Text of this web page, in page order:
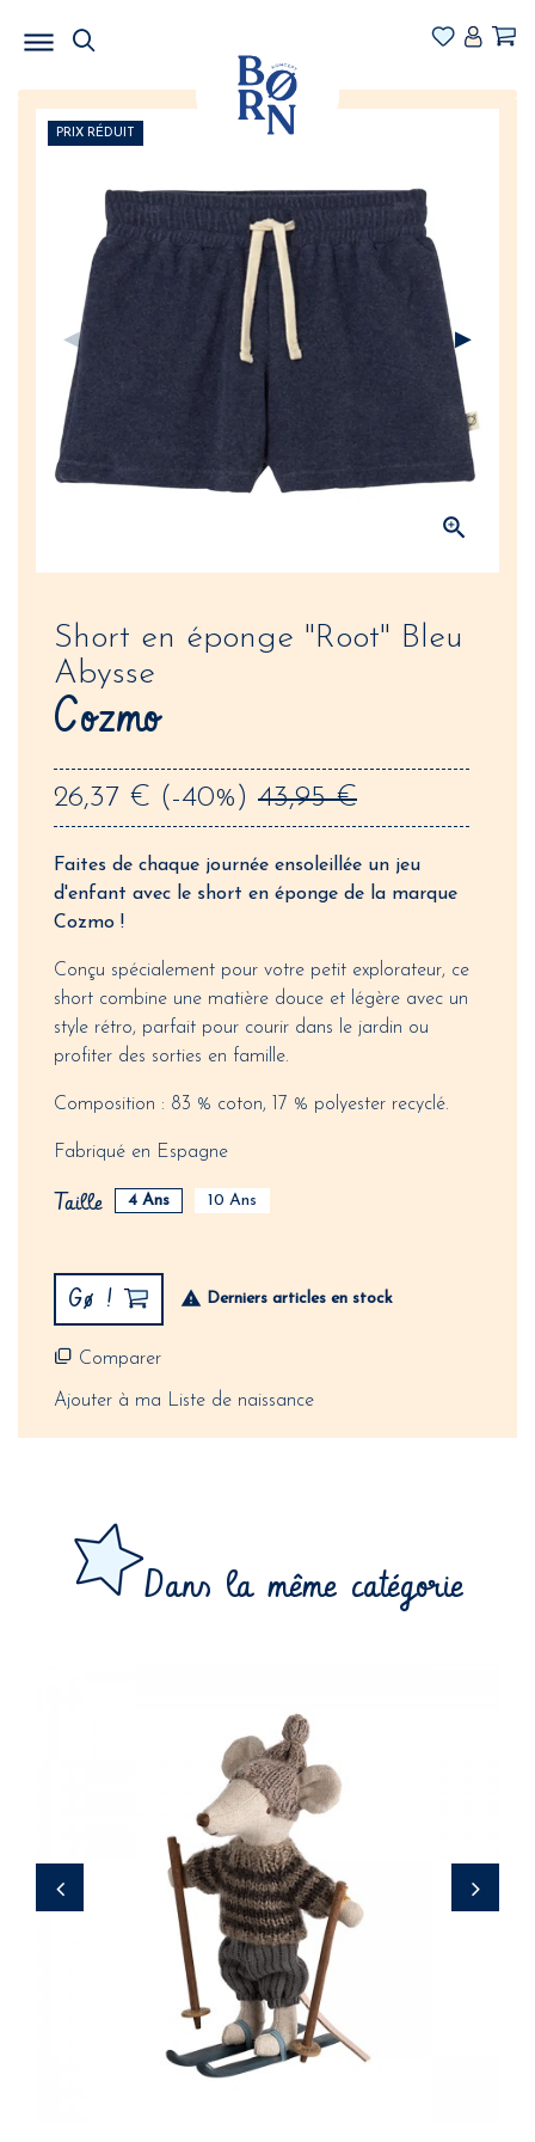
PRIX RÉDUIT

Short en éponge "Root" Bleu
Abysse
Cozmo
26,37 € (-40%) 43,95 €
Faites de chaque journée ensoleillée un jeu
d'enfant avec le short en éponge de la marque
Cozmo !
Conçu spécialement pour votre petit explorateur, ce
short combine une matière douce et légère avec un
style rétro, parfait pour courir dans le jardin ou
profiter des sorties en famille.
Composition : 83 % coton, 17 % polyester recyclé.
Fabriqué en Espagne
Taille 4 Ans 10 Ans
Gø ! Derniers articles en stock
Comparer
Ajouter à ma Liste de naissance
Dans la même catégorie
42,50 €